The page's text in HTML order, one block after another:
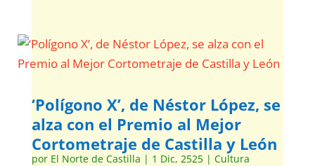
‘Polígono X’, de Néstor López, se
alza con el Premio al Mejor
Cortometraje de Castilla y León
por El Norte de Castilla | 1 Dic, 2525| Cultura